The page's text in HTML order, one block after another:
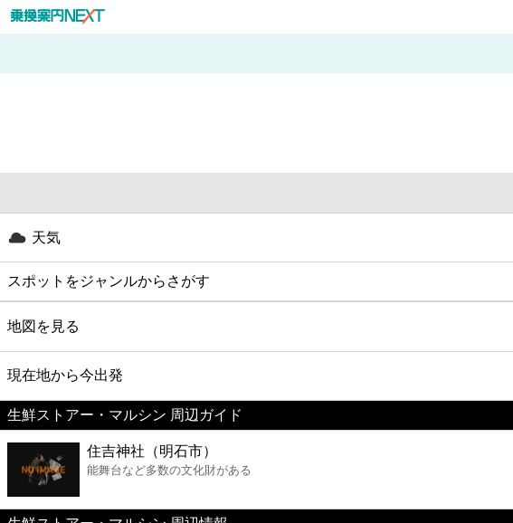
天気
スポットをジャンルからさがす
グルメ
映画
美容
コンビニ
地図を見る
現在地から今出発
生鮮ストアー・マルシン 周辺ガイド
住吉神社（明石市）
能舞台など多数の文化財がある